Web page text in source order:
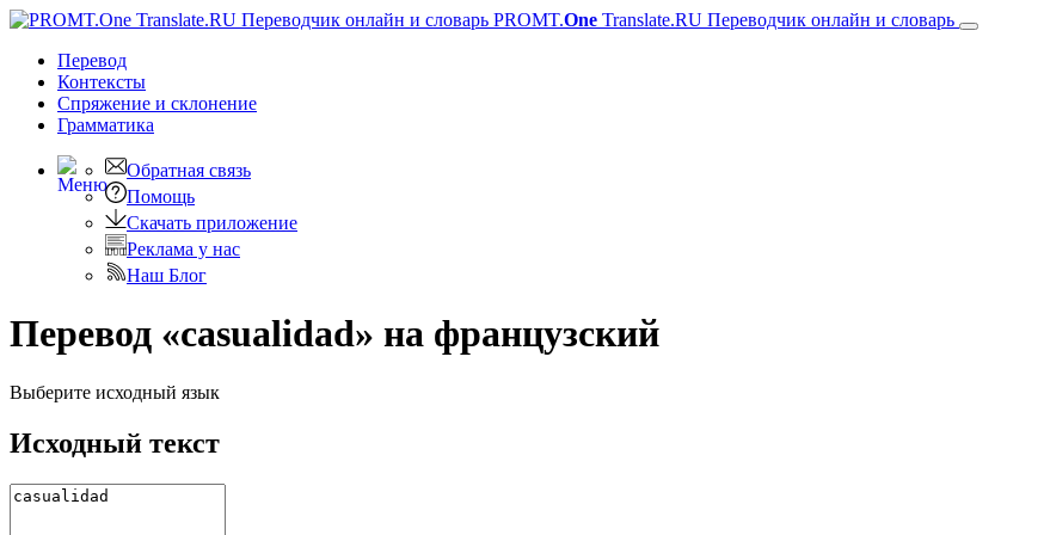
PROMT.One Translate.RU Переводчик онлайн и словарь
Перевод
Контексты
Спряжение и склонение
Грамматика
Обратная связь
Помощь
Скачать приложение
Реклама у нас
Наш Блог
Перевод «casualidad» на французский
Выберите исходный язык
Исходный текст